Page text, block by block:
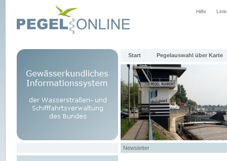
Hilfe
Start Pegelauswahl über Karte
Newsletter